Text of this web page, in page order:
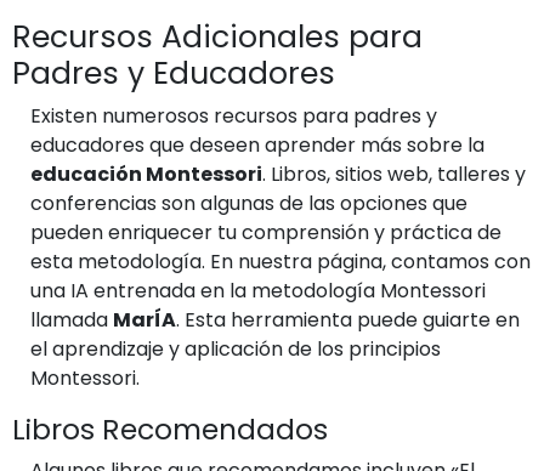
Recursos Adicionales para
Padres y Educadores
Existen numerosos recursos para padres y
educadores que deseen aprender más sobre la
educación Montessori. Libros, sitios web, talleres y
conferencias son algunas de las opciones que
pueden enriquecer tu comprensión y práctica de
esta metodología. En nuestra página, contamos con
una IA entrenada en la metodología Montessori
llamada MarÍA. Esta herramienta puede guiarte en
el aprendizaje y aplicación de los principios
Montessori.
Libros Recomendados